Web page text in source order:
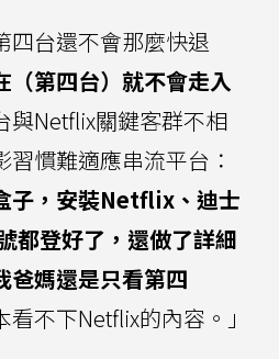
四台還不會那麼快退
（第四台）就不會走入
與Netflix關鍵客群不相
慣難適應串流平台：
子，安裝Netflix、迪士
都登好了，還做了詳細
爸媽還是只看第四
看不下Netflix的內容。」